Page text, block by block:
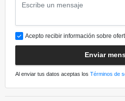
Acepto recibir información sobre
Enviar
Al enviar tus datos aceptas los Términos de